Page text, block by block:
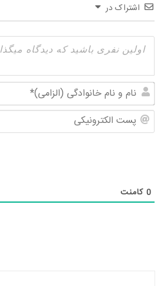
اشتراک در
0 کامنت